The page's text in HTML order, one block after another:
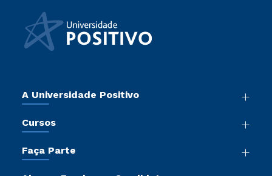
A Universidade Positivo
Sala de Imprensa
Trabalhe Conosco
Cursos
Pós-Graduação
Faça Parte